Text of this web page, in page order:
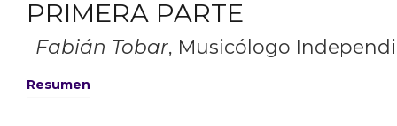
PRIMERA PARTE
Fabián Tobar, Musicólogo
Resumen